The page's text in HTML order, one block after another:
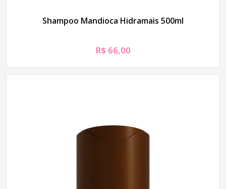
Shampoo Mandioca Hidramais 500ml
R$ 66,00